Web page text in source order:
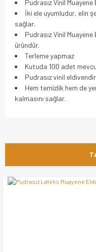
Pudrasız Vinil
İki ele uyumludur, elin
sağlar.
Pudrasız Vinil
üründür.
Terleme yapmaz
Kutuda 100 adet
Pudrasız vinil
Hem temizlik hem de
kalmasını sağlar.
Bu
konularda yetersiz
kullanarak tarafımıza